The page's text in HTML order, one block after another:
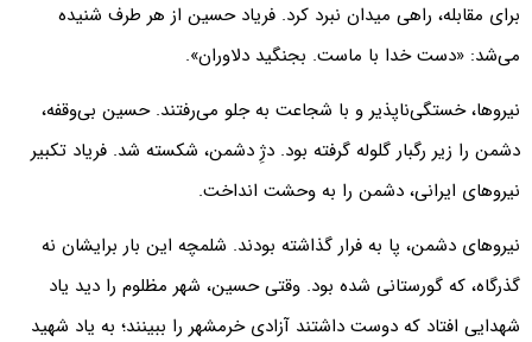
برای مقابله، راهی میدان نبرد کرد. فریاد حسین از هر طرف شنیده
می‌شد: «دست خدا با ماست. بجنگید دلاوران».
نیروها، خستگی‌ناپذیر و با شجاعت به جلو می‌رفتند. حسین بی‌وقفه،
دشمن را زیر رگبار گلوله گرفته بود. دژِ دشمن، شکسته شد. فریاد تکبیر
نیروهای ایرانی، دشمن را به وحشت انداخت.
نیروهای دشمن، پا به فرار گذاشته بودند. شلمچه این بار برایشان نه
گذرگاه، که گورستانی شده بود. وقتی حسین، شهر مظلوم را دید یاد
شهدایی افتاد که دوست داشتند آزادی خرمشهر را ببینند؛ به یاد شهید